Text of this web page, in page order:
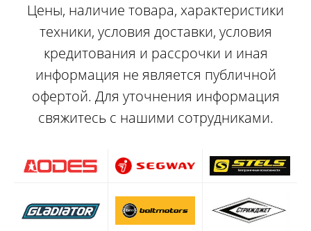
Цены, наличие товара, характеристики
техники, условия доставки, условия
кредитования и рассрочки и иная
информация не является публичной
офертой. Для уточнения информация
свяжитесь с нашими сотрудниками.